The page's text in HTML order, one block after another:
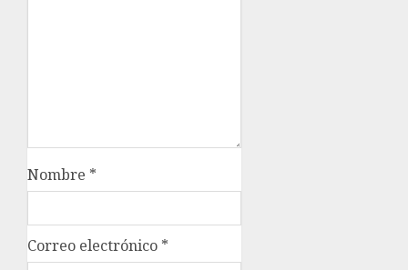
Nombre *
Correo electrónico *